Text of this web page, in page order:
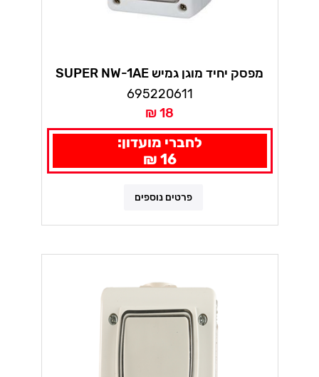
מפסק יחיד מוגן גמיש SUPER NW-1AE
695220611
18 ₪
לחברי מועדון:
16 ₪
פרטים נוספים